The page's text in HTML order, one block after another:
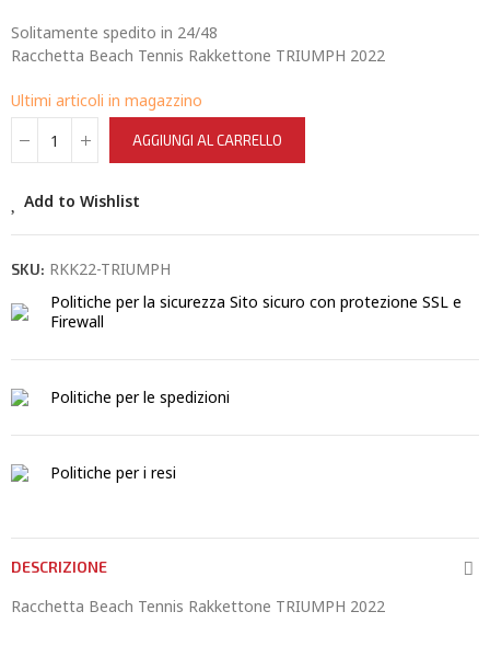
Solitamente spedito in 24/48
Racchetta Beach Tennis Rakkettone TRIUMPH 2022
Ultimi articoli in magazzino
AGGIUNGI AL CARRELLO
Add to Wishlist
SKU: RKK22-TRIUMPH
Politiche per la sicurezza Sito sicuro con protezione SSL e
Firewall
Politiche per le spedizioni
Politiche per i resi
DESCRIZIONE
Racchetta Beach Tennis Rakkettone TRIUMPH 2022